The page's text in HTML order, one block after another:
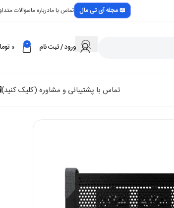
📖 مجله آی تی مال تماس با مادرباره ماسوالات
ورود / ثبت نام 0
0
تماس با پشتیبانی و مشاوره (کلیک کنید)